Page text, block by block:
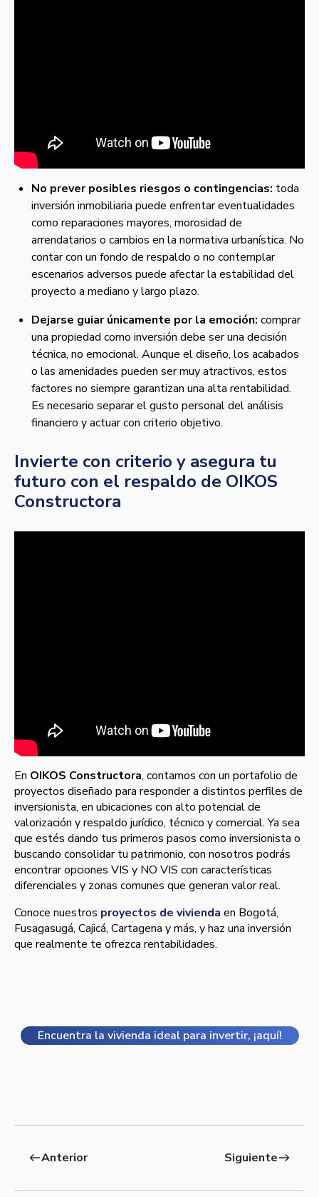
No prever posibles riesgos o contingencias: toda
inversión inmobiliaria puede enfrentar eventualidades
como reparaciones mayores, morosidad de
arrendatarios o cambios en la normativa urbanística. No
contar con un fondo de respaldo o no contemplar
escenarios adversos puede afectar la estabilidad del
proyecto a mediano y largo plazo.
Dejarse guiar únicamente por la emoción: comprar
una propiedad como inversión debe ser una decisión
técnica, no emocional. Aunque el diseño, los acabados
o las amenidades pueden ser muy atractivos, estos
factores no siempre garantizan una alta rentabilidad.
Es necesario separar el gusto personal del análisis
financiero y actuar con criterio objetivo.
Invierte con criterio y asegura tu
futuro con el respaldo de OIKOS
Constructora
En OIKOS Constructora, contamos con un portafolio de
proyectos diseñado para responder a distintos perfiles de
inversionista, en ubicaciones con alto potencial de
valorización y respaldo jurídico, técnico y comercial. Ya sea
que estés dando tus primeros pasos como inversionista o
buscando consolidar tu patrimonio, con nosotros podrás
encontrar opciones VIS y NO VIS con características
diferenciales y zonas comunes que generan valor real.
Conoce nuestros proyectos de vivienda en Bogotá,
Fusagasugá, Cajicá, Cartagena y más, y haz una inversión
que realmente te ofrezca rentabilidades.
Encuentra la vivienda ideal para invertir, ¡aquí!
westAnterior Siguienteeast